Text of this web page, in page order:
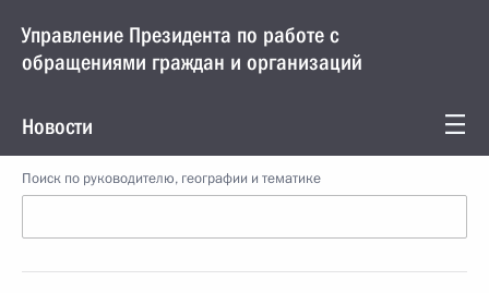
Управление Президента по работе с
обращениями граждан и организаций
Новости
Поиск по руководителю, географии и тематике